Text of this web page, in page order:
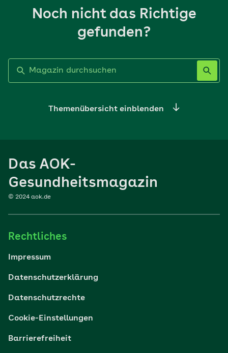
Noch nicht das Richtige
gefunden?
Themenübersicht einblenden
Sport
Reisen
Wohlbefinden
Digital gesund
Das AOK-
Gesundheitsmagazin
© 2024 aok.de
Rechtliches
Impressum
Datenschutzerklärung
Datenschutzrechte
Cookie-Einstellungen
Barrierefreiheit